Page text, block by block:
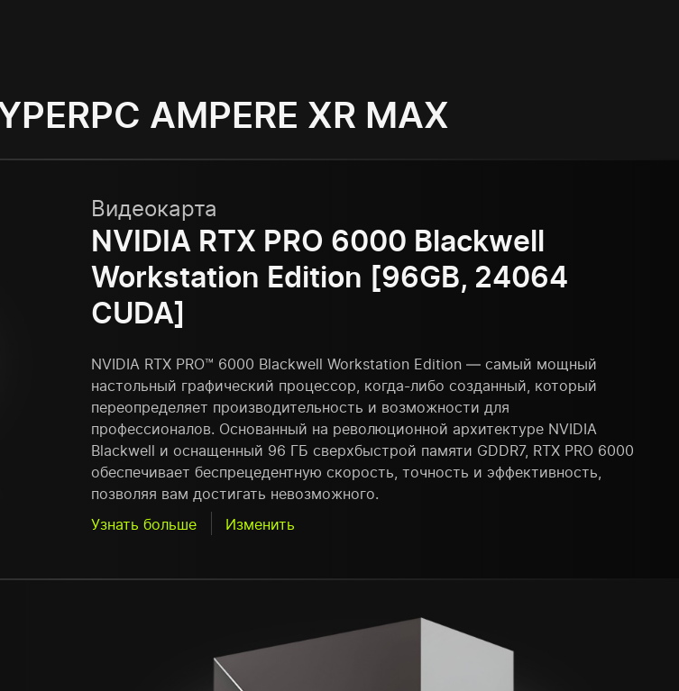
AMPERE XR MAX
Видеокарта
NVIDIA RTX PRO 6000 Blackwell
Workstation Edition [96GB, 24064
CUDA]
NVIDIA RTX PRO™ 6000 Blackwell Workstation Edition — самый мощный
настольный графический процессор, когда-либо созданный, который
переопределяет производительность и возможности для
профессионалов. Основанный на революционной архитектуре NVIDIA
Blackwell и оснащенный 96 ГБ сверхбыстрой памяти GDDR7, RTX PRO 6000
обеспечивает беспрецедентную скорость, точность и эффективность,
позволяя вам достигать невозможного.
Узнать больше
Изменить